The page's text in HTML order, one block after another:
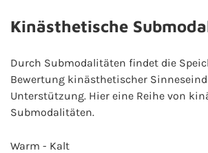
Kinästhetische
Durch Submodalitäten findet die
Bewertung kinästhetischer
Unterstützung. Hier eine Reihe von
Submodalitäten.
Warm - Kalt